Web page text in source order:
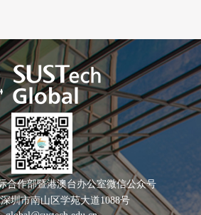
合作部暨港澳台办公室微信公众号
圳市南山区学苑大道1088号